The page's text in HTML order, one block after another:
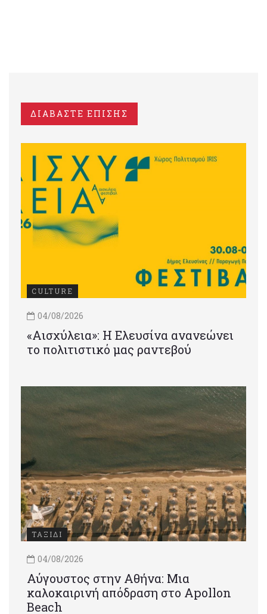
ΔΙΑΒΑΣΤΕ ΕΠΙΣΗΣ
CULTURE
04/08/2026
«Αισχύλεια»: Η Ελευσίνα ανανεώνει
το πολιτιστικό μας ραντεβού
ΤΑΞΙΔΙ
04/08/2026
Αύγουστος στην Αθήνα: Μια
καλοκαιρινή απόδραση στο Apollon
Beach